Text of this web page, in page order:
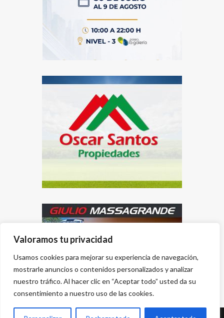
Valoramos tu privacidad
Usamos cookies para mejorar su experiencia de navegación,
mostrarle anuncios o contenidos personalizados y analizar
nuestro tráfico. Al hacer clic en “Aceptar todo” usted da su
consentimiento a nuestro uso de las cookies.